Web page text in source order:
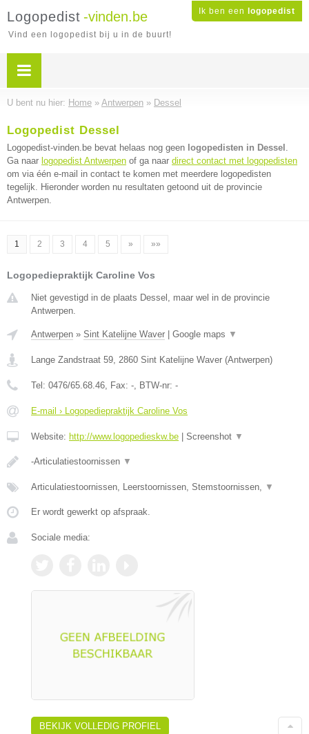
Ik ben een logopedist
Logopedist -vinden.be
Vind een logopedist bij u in de buurt!
U bent nu hier: Home » Antwerpen » Dessel
Logopedist Dessel
Logopedist-vinden.be bevat helaas nog geen logopedisten in Dessel .
Ga naar logopedist Antwerpen of ga naar direct contact met logopedisten
om via één e-mail in contact te komen met meerdere logopedisten
tegelijk. Hieronder worden nu resultaten getoond uit de provincie
Antwerpen.
1 2 3 4 5 » »»
Logopediepraktijk Caroline Vos
Niet gevestigd in de plaats Dessel, maar wel in de provincie
Antwerpen.
Antwerpen » Sint Katelijne Waver Google maps ▼
Lange Zandstraat 59, 2860 Sint Katelijne Waver (Antwerpen)
Tel: 0476/65.68.46, Fax: -, BTW-nr: -
E-mail › Logopediepraktijk Caroline Vos
Website: http://www.logopedieskw.be Screenshot ▼
-Articulatiestoornissen ▼
Articulatiestoornissen, Leerstoornissen, Stemstoornissen, ▼
Er wordt gewerkt op afspraak.
Sociale media:
BEKIJK VOLLEDIG PROFIEL